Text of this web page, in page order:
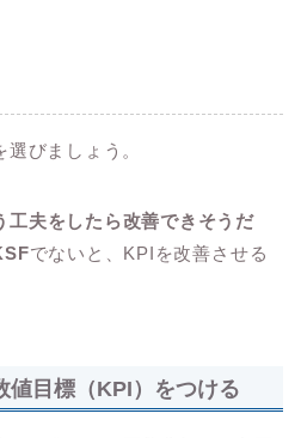
びましょう。
工夫をしたら改善できそうだ
でないと、KPIを改善させる
目標（KPI）をつける